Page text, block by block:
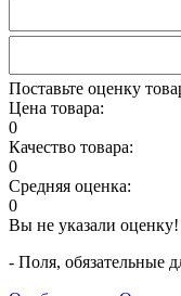
Поставьте оценку
Цена товара:
0
Качество товара:
0
Средняя оценка:
0
Вы не указали оценку!
- Поля, обязательные